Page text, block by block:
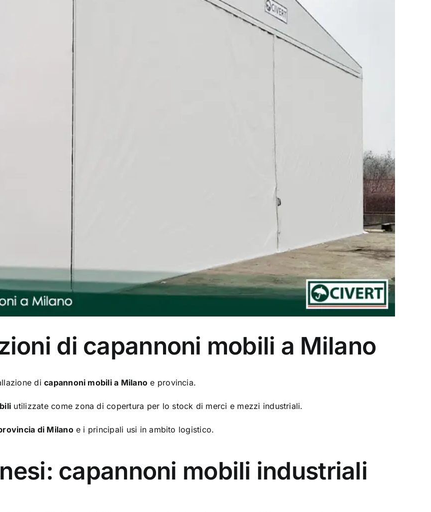
di capannoni mobili a Milano
dicapannoni mobili a Milano e provincia.
utilizzate come zona di copertura per lo stock di merci e mezzi industriali.
di Milanoe i principali usi in ambito logistico.
capannoni mobili industriali